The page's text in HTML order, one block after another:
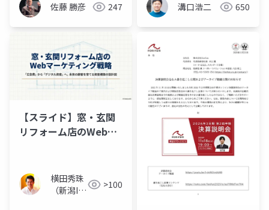
佐藤 勝彦 247 溝口浩二 650
【スライド】窓‧玄関
リフォーム店のWebマ
横田秀珠
（新潟IT
>100